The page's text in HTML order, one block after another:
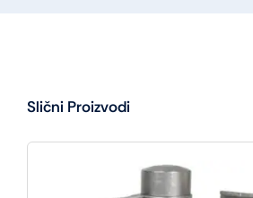
Slični Proizvodi